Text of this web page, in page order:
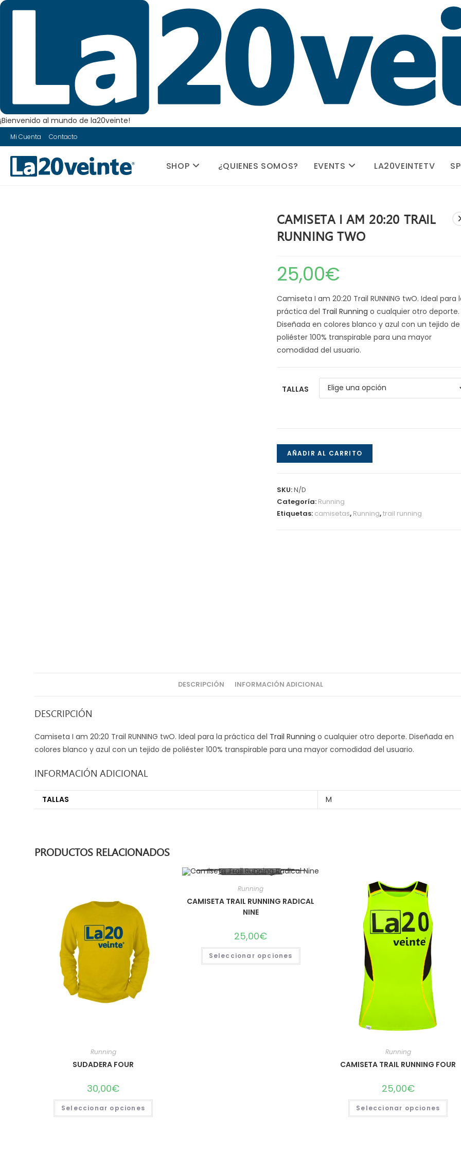
¡Bienvenido al mundo de la20veinte!
Saltar
al
contenido
Mi Cuenta Contacto
SHOP ¿QUIENES SOMOS? EVENTS LA20VEINTETV
CAMISETA I AM 20:20 TRAIL
RUNNING TWO
25,00€
Camiseta I am 20:20 Trail RUNNING twO. Ideal para
práctica del Trail Running o cualquier otro deporte.
Diseñada en colores blanco y azul con un tejido de
poliéster 100% transpirable para una mayor
comodidad del usuario.
TALLAS
camiseta
I
20:20
Trail
RUNNING
AÑADIR AL CARRITO
SKU:N/D
Categoría: Running
Etiquetas: camisetas, Running,trail running
DESCRIPCIÓN INFORMACIÓN ADICIONAL
DESCRIPCIÓN
Camiseta I am 20:20 Trail RUNNING twO. Ideal para la práctica del Trail Running o cualquier otro deporte. Diseñada en
colores blanco y azul con un tejido de poliéster 100% transpirable para una mayor comodidad del usuario.
INFORMACIÓN ADICIONAL
TALLAS M
PRODUCTOS RELACIONADOS
Running
SUDADERA FOUR
30,00€
Seleccionar opciones
Este
tiene
Running
CAMISETA TRAIL RUNNING RADICAL
NINE
25,00€
Seleccionar opciones
Este
tiene
Running
CAMISETA TRAIL RUNNING FOUR
25,00€
Seleccionar opciones
Este
tiene